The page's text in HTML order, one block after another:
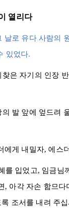
열리다
날로 유다사람의
있었다.
찾은 자기의 인장
의 발 앞에 엎드려
에게 내밀자,에스더
를 입었고, 임금님
, 아각자손 함므다
조서를 내려 주